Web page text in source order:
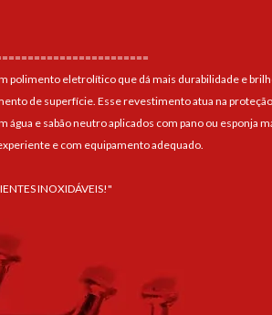
polimento eletrolítico que dá mais durabilidade e
de superfície. Esse revestimento atua na
e sabão neutro aplicados com pano ou esponja
e com equipamento adequado.
INOXIDÁVEIS!"